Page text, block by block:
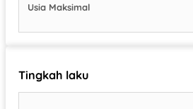
Usia Maksimal
Tingkah laku